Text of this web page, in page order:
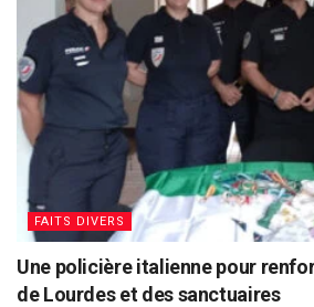
FAITS DIVERS
Une policière italienne pour
de Lourdes et des sanctuaires